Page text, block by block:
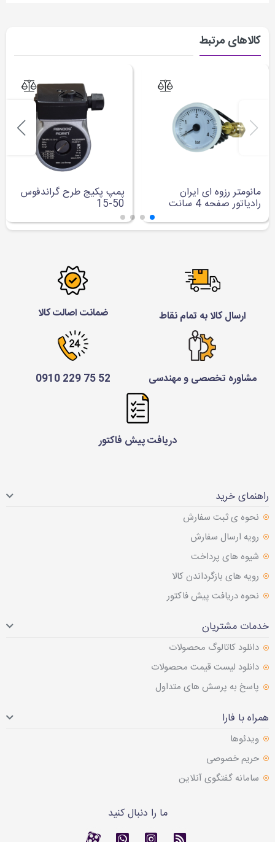
کالاهای مرتبط
مانومتر رزوه ای ایران
رادیاتور صفحه 4 سانت
پمپ پکیج طرح گراندفوس
50-15
ارسال کالا به تمام نقاط ضمانت اصالت کالا
مشاوره تخصصی و مهندسی 52 75 229 0910
دریافت پیش فاکتور
راهنمای خرید
نحوه ی ثبت سفارش
رویه ارسال سفارش
شیوه های پرداخت
رویه های بازگرداندن کالا
نحوه دریافت پیش فاکتور
خدمات مشتریان
دانلود کاتالوگ محصولات
دانلود لیست قیمت محصولات
پاسخ به پرسش های متداول
همراه با فارا
ویدئوها
حریم خصوصی
سامانه گفتگوی آنلاین
ما را دنبال کنید